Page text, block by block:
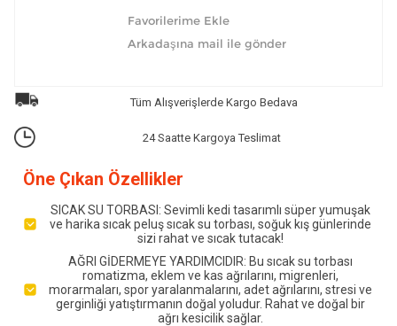
Tüm Alışverişlerde Kargo Bedava
24 Saatte Kargoya Teslimat
Öne Çıkan Özellikler
SICAK SU TORBASI: Sevimli kedi tasarımlı süper yumuşak
ve harika sıcak peluş sıcak su torbası, soğuk kış günlerinde
sizi rahat ve sıcak tutacak!
AĞRI GİDERMEYE YARDIMCIDIR: Bu sıcak su torbası
romatizma, eklem ve kas ağrılarını, migrenleri,
morarmaları, spor yaralanmalarını, adet ağrılarını, stresi ve
gerginliği yatıştırmanın doğal yoludur. Rahat ve doğal bir
ağrı kesicilik sağlar.